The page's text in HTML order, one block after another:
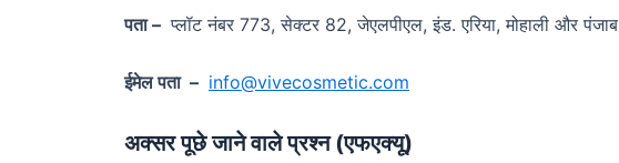
पता – प्लॉट नंबर 773, सेक्टर 82, जेएलपीएल, इंड. एरिया, मोहाली और पंजाब
ईमेल पता – info@vivecosmetic.com
अक्सर पूछे जाने वाले प्रश्न (एफएक्यू)